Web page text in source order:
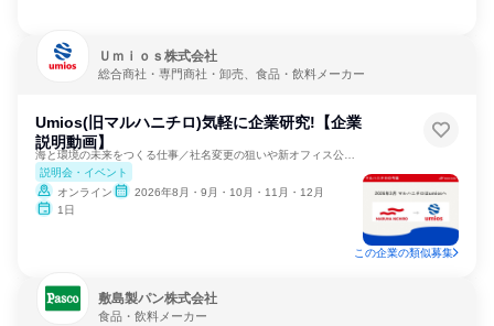
Ｕｍｉｏｓ株式会社
総合商社・専門商社・卸売、食品・飲料メーカー
Umios(旧マルハニチロ)気軽に企業研究!【企業
説明動画】
説明会・イベント
オンライン
2026年8月・9月・10月・11月・12月
1日
この企業の類似募集
敷島製パン株式会社
食品・飲料メーカー